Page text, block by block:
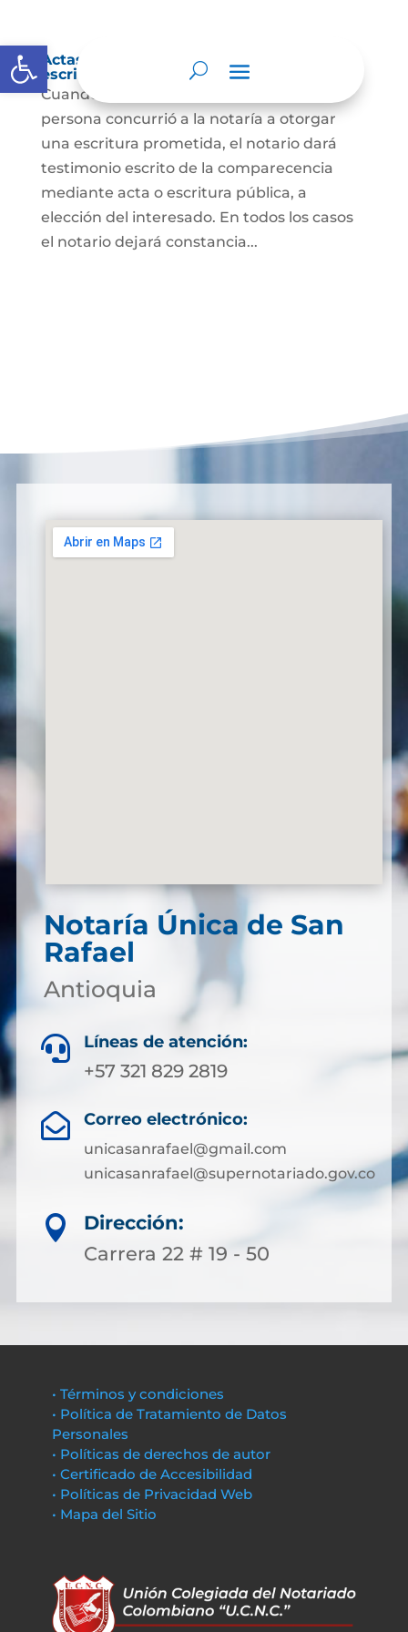
Abrir barra de herramientas
Actas de comparecencia para otorgar
escritura pública
Cuando se trate de comprobar que una
persona concurrió a la notaría a otorgar
una escritura prometida, el notario dará
testimonio escrito de la comparecencia
mediante acta o escritura pública, a
elección del interesado. En todos los casos
el notario dejará constancia...
Notaría Única de San
Rafael
Antioquia
 Líneas de atención:
+57 321 829 2819
 Correo electrónico:
unicasanrafael@gmail.com
unicasanrafael@supernotariado.gov.co

Dirección:
Carrera 22 # 19 - 50
• Términos y condiciones
• Política de Tratamiento de Datos
Personales
• Políticas de derechos de autor
• Certificado de Accesibilidad
• Políticas de Privacidad Web
• Mapa del Sitio